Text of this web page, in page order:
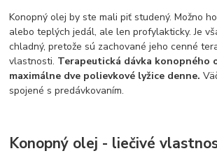
Konopný olej by ste mali piť studený. Možno
alebo teplých jedál, ale len profylakticky. Je
chladný, pretože sú zachované jeho cenné
vlastnosti. Terapeutická dávka konopného
maximálne dve polievkové lyžice denne.
spojené s predávkovaním.
Konopný olej - liečivé